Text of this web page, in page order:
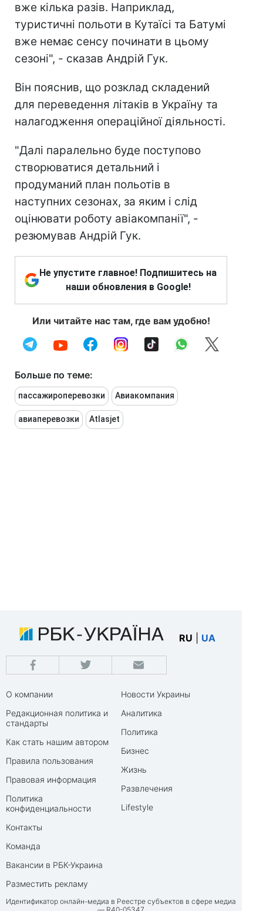
вже кілька разів. Наприклад,
туристичні польоти в Кутаїсі та Батумі
вже немає сенсу починати в цьому
сезоні", - сказав Андрій Гук.
Він пояснив, що розклад складений
для переведення літаків в Україну та
налагодження операційної діяльності.
"Далі паралельно буде поступово
створюватися детальний і
продуманий план польотів в
наступних сезонах, за яким і слід
оцінювати роботу авіакомпанії", -
резюмував Андрій Гук.
Не упустите главное! Подпишитесь на
наши обновления в Google!
Или читайте нас там, где вам удобно!
Больше по теме:
пассажироперевозки Авиакомпания
авиаперевозки Atlasjet
RU UA
О компании
Редакционная политика и
стандарты
Как стать нашим автором
Правила пользования
Правовая информация
Политика
конфиденциальности
Контакты
Команда
Вакансии в РБК-Украина
Разместить рекламу
Новости Украины
Аналитика
Политика
Бизнес
Жизнь
Развлечения
Lifestyle
Идентификатор онлайн-медиа в Реестре субъектов в сфере медиа